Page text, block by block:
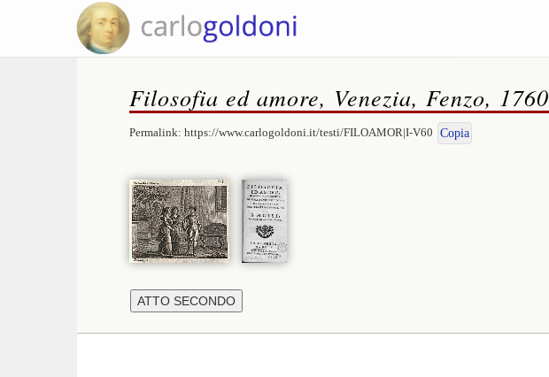
Filosofia ed amore, Venezia, Fenzo, 1760
Permalink: https://www.carlogoldoni.it/testi/FILOAMOR|I-V60 Copia